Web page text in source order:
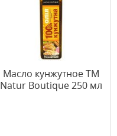
Масло кунжутное ТМ
Natur Boutique 250 мл